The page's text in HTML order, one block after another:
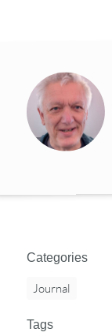
Categories
Journal
Tags